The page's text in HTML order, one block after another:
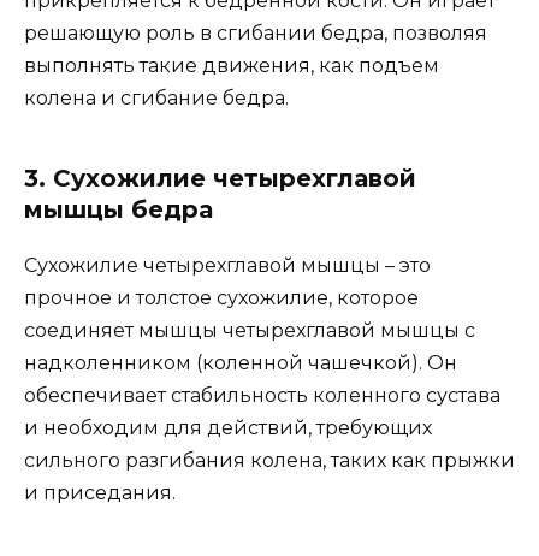
решающую роль в сгибании бедра, позволяя
выполнять такие движения, как подъем
колена и сгибание бедра.
3. Сухожилие четырехглавой
мышцы бедра
Сухожилие четырехглавой мышцы – это
прочное и толстое сухожилие, которое
соединяет мышцы четырехглавой мышцы с
надколенником (коленной чашечкой). Он
обеспечивает стабильность коленного сустава
и необходим для действий, требующих
сильного разгибания колена, таких как прыжки
и приседания.